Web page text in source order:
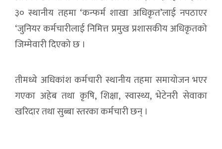
३० स्थानीय तहमा ‘कन्फर्म शाखा अधिकृत’लाई नपठाएर
‘जुनियर कर्मचारीलाई निमित्त प्रमुख प्रशासकीय अधिकृतको
जिम्मेवारी दिएको छ ।
तीमध्ये अधिकांश कर्मचारी स्थानीय तहमा समायोजन भएर
गएका अहेब तथा कृषि, शिक्षा, स्वास्थ्य, भेटेनरी सेवाका
खरिदार तथा सुब्बा स्तरका कर्मचारी छन् ।